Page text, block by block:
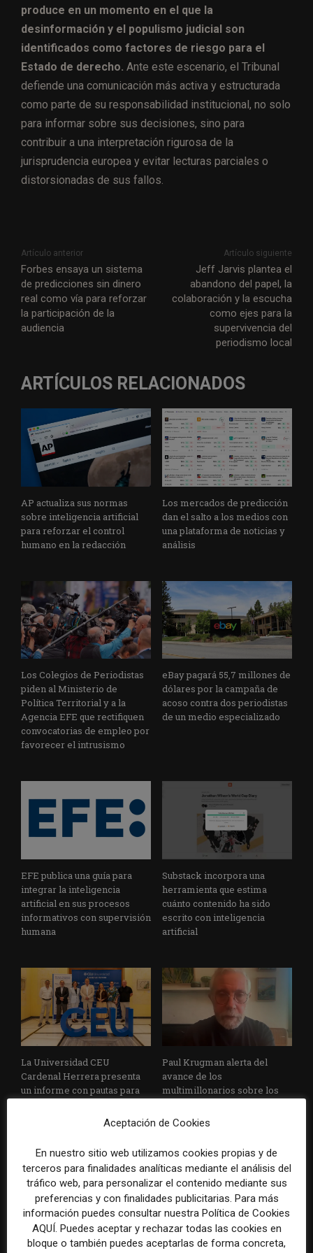
produce en un momento en el que la
desinformación y el populismo judicial son
identificados como factores de riesgo para el
Estado de derecho. Ante este escenario, el Tribunal
defiende una comunicación más activa y estructurada
como parte de su responsabilidad institucional, no solo
para informar sobre sus decisiones, sino para
contribuir a una interpretación rigurosa de la
jurisprudencia europea y evitar lecturas parciales o
distorsionadas de sus fallos.
Artículo anterior
Forbes ensaya un sistema
de predicciones sin dinero
real como vía para reforzar
la participación de la
audiencia
Artículo siguiente
Jeff Jarvis plantea el
abandono del papel, la
colaboración y la escucha
como ejes para la
supervivencia del
periodismo local
ARTÍCULOS RELACIONADOS
AP actualiza sus normas
sobre inteligencia artificial
para reforzar el control
humano en la redacción
Los mercados de predicción
dan el salto a los medios con
una plataforma de noticias y
análisis
Los Colegios de Periodistas
piden al Ministerio de
Política Territorial y a la
Agencia EFE que rectifiquen
convocatorias de empleo por
favorecer el intrusismo
eBay pagará 55,7 millones de
dólares por la campaña de
acoso contra dos periodistas
de un medio especializado
EFE publica una guía para
integrar la inteligencia
artificial en sus procesos
informativos con supervisión
humana
Substack incorpora una
herramienta que estima
cuánto contenido ha sido
escrito con inteligencia
artificial
La Universidad CEU
Cardenal Herrera presenta
un informe con pautas para
Paul Krugman alerta del
avance de los
multimillonarios sobre los
La Marea cierra 2025 con
superávit, pero su
El Premio Gabo 2026
reconoce cinco historias de
Aceptación de Cookies
En nuestro sitio web utilizamos cookies propias y de
terceros para finalidades analíticas mediante el análisis del
tráfico web, para personalizar el contenido mediante sus
preferencias y con finalidades publicitarias. Para más
información puedes consultar nuestra Política de Cookies
AQUÍ. Puedes aceptar y rechazar todas las cookies en
bloque o también puedes aceptarlas de forma concreta,